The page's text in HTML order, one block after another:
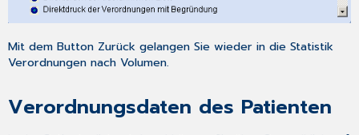
Mit dem Button Zurück gelangen Sie wieder in die Statistik
Verordnungen nach Volumen.
Verordnungsdaten des Patienten